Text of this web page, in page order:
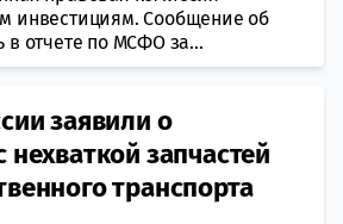
инвестициям. Сообщение об
в отчете по МСФО за...
заявили о
запчастей
транспорта